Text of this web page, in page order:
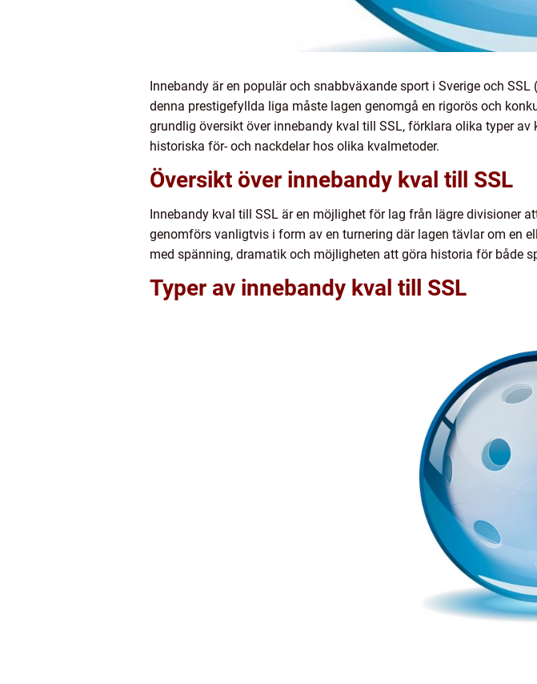
Innebandy är en populär och snabbväxande sport i Sverige och
denna prestigefyllda liga måste lagen genomgå en rigorös och
grundlig översikt över innebandy kval till SSL, förklara olika typer
historiska för- och nackdelar hos olika kvalmetoder.
Översikt över innebandy kval till SSL
Innebandy kval till SSL är en möjlighet för lag från lägre divisioner
genomförs vanligtvis i form av en turnering där lagen tävlar om en
med spänning, dramatik och möjligheten att göra historia för både
Typer av innebandy kval till SSL